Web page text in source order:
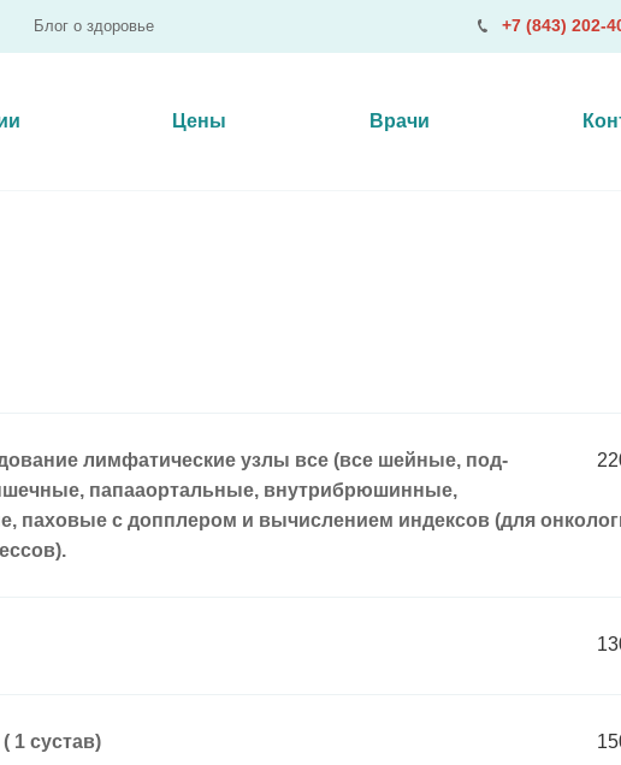
Блог о здоровье +7 (843) 202-
Цены Врачи
лимфатические узлы все (все шейные, под-
папааортальные, внутрибрюшинные,
паховые с допплером и вычислением индексов (для
1 сустав)